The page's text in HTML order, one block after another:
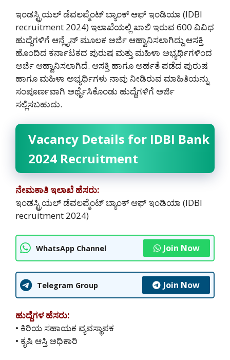
ಇಂಡಸ್ಟ್ರಿಯಲ್ ಡೆವಲಪ್ಮೆಂಟ್ ಬ್ಯಾಂಕ್ ಆಫ್ ಇಂಡಿಯಾ (IDBI
recruitment 2024) ಇಲಾಖೆಯಲ್ಲಿ ಖಾಲಿ ಇರುವ 600 ವಿವಿಧ
ಹುದ್ದೆಗಳಿಗೆ ಆನ್ಲೈನ್ ಮೂಲಕ ಅರ್ಜಿ ಆಹ್ವಾನಿಸಲಾಗಿದ್ದು ಆಸಕ್ತಿ
ಹೊಂದಿದ ಕರ್ನಾಟಕದ ಪುರುಷ ಮತ್ತು ಮಹಿಳಾ ಅಭ್ಯರ್ಥಿಗಳಿಂದ
ಅರ್ಜಿ ಆಹ್ವಾನಿಸಲಾಗಿದೆ. ಆಸಕ್ತಿ ಹಾಗೂ ಅರ್ಹತೆ ಪಡೆದ ಪುರುಷ
ಹಾಗೂ ಮಹಿಳಾ ಅಭ್ಯರ್ಥಿಗಳು ನಾವು ನೀಡಿರುವ ಮಾಹಿತಿಯನ್ನು
ಸಂಪೂರ್ಣವಾಗಿ ಅರ್ಥೈಸಿಕೊಂಡು ಹುದ್ದೆಗಳಿಗೆ ಅರ್ಜಿ
ಸಲ್ಲಿಸಬಹುದು.
Vacancy Details for IDBI Bank
2024 Recruitment
ನೇಮಕಾತಿ ಇಲಾಖೆ ಹೆಸರು:
ಇಂಡಸ್ಟ್ರಿಯಲ್ ಡೆವಲಪ್ಮೆಂಟ್ ಬ್ಯಾಂಕ್ ಆಫ್ ಇಂಡಿಯಾ (IDBI
recruitment 2024)
WhatsApp Channel Join Now
Telegram Group Join Now
ಹುದ್ದೆಗಳ ಹೆಸರು:
• ಕಿರಿಯ ಸಹಾಯಕ ವ್ಯವಸ್ಥಾಪಕ
• ಕೃಷಿ ಆಸ್ತಿ ಅಧಿಕಾರಿ